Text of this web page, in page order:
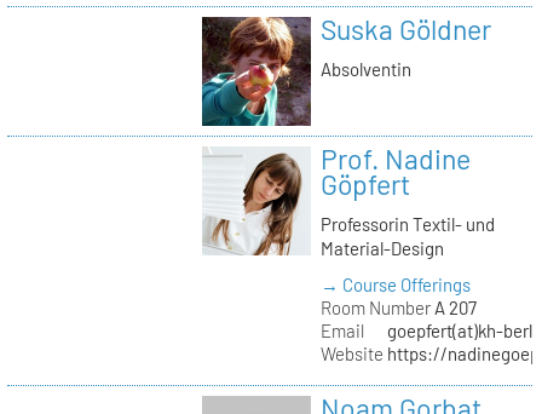
Suska Göldner
Absolventin
Prof. Nadine
Göpfert
Professorin Textil- und
Material-Design
→ Course Offerings
Room NumberA 207
Email
goepfert(at)kh-
Website https://